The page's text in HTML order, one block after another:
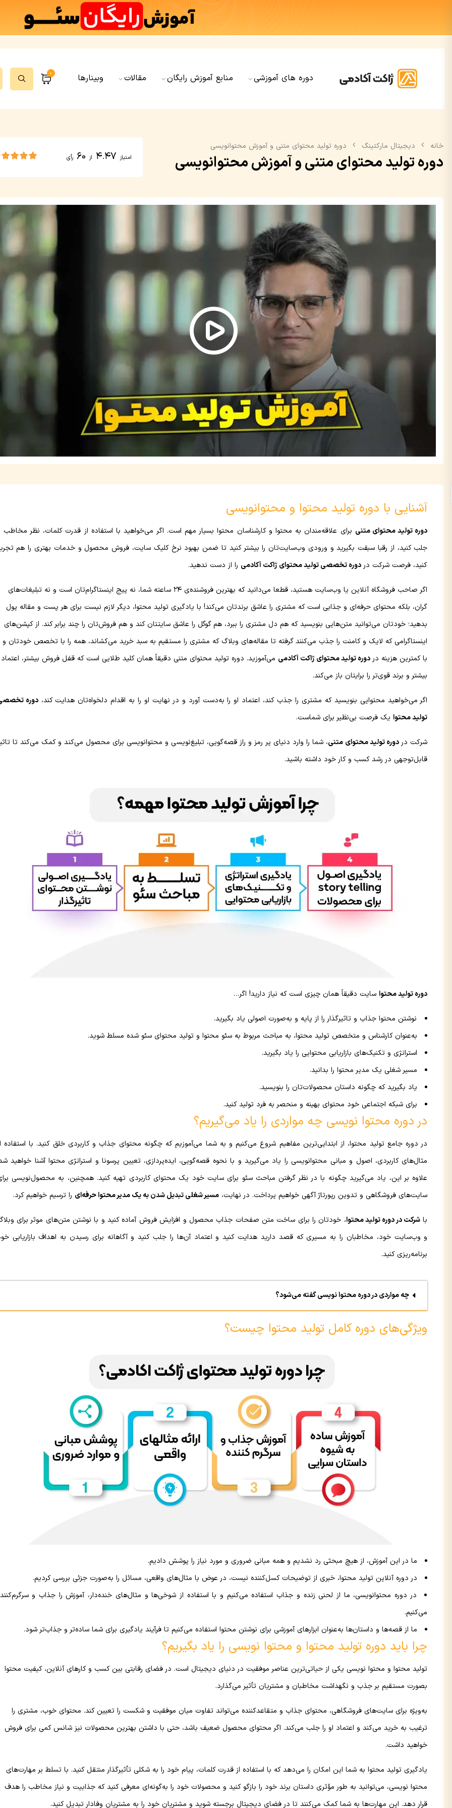
دوره های آموزشی منابع آموزش رایگان مقالات وبینارها 0
خانه دیجیتال مارکتینگ دوره تولید محتوای متنی و آموزش محتوانویسی
دوره تولید محتوای متنی و آموزش محتوانویسی امتیاز 4.47 از 60 رأی
آشنایی با دوره تولید محتوا و محتوانویسی
دوره تولید محتوای متنی برای علاقه‌مندان به محتوا و کارشناسان محتوا بسیار مهم است. اگر می‌خواهید با استفاده از قدرت کلمات، نظر مخاطب
جلب کنید، از رقبا سبقت بگیرید و ورودی وب‌سایت‌تان را بیشتر کنید تا ضمن بهبود نرخ کلیک سایت، فروش محصول و خدمات بهتری را هم
کنید، فرصت شرکت در دوره تخصصی تولید محتوای ژاکت آکادمی را از دست ندهید.
اگر صاحب فروشگاه آنلاین یا وب‌سایت هستید، قطعا می‌دانید که بهترین فروشنده‌ی ۲۴ ساعته شما، نه پیج اینستاگرام‌تان است و نه تبلیغات‌های
گران، بلکه محتوای حرفه‌ای و جذابی است که مشتری را عاشق برندتان می‌کند! با یادگیری تولید محتوا، دیگر لازم نیست برای هر پست و مقاله پول
بدهید؛ خودتان می‌توانید متن‌هایی بنویسید که هم دل مشتری را ببرد، هم گوگل را عاشق سایتتان کند و هم فروش‌تان را چند برابر کند. از کپشن‌های
اینستاگرامی که لایک و کامنت را جذب می‌کنند گرفته تا مقاله‌های وبلاگ که مشتری را مستقیم به سبد خرید می‌کشاند، همه را با تخصص خودتان و
با کمترین هزینه در دوره تولید محتوای ژاکت آکادمی می‌آموزید. دوره تولید محتوای متنی دقیقاً همان کلید طلایی است که قفل فروش بیشتر، اعتماد
بیشتر و برند قوی‌تر را برایتان باز می‌کند.
اگر می‌خواهید محتوایی بنویسید که مشتری را جذب کند، اعتماد او را به‌دست آورد و در نهایت او را به اقدام دلخواه‌تان هدایت کند،دوره
تولید محتوایک فرصت بی‌نظیر برای شماست.
شرکت در دوره تولید محتوای متنی، شما را وارد دنیای پر رمز و راز قصه‌گویی، تبلیغ‌نویسی و محتوا‌نویسی برای محصول می‌کند و کمک می‌کند تا
قابل‌توجهی در رشد کسب‌ و کار خود داشته‌‌ باشید.
دوره تولید محتواسایت دقیقاً همان چیزی است که نیاز دارید! اگر…
نوشتن محتوا جذاب و تاثیرگذار را از پایه و به‌صورت اصولی یاد بگیرید.
به‌عنوان کارشناس و متخصص تولید محتوا، به مباحث مربوط به سئو محتوا و تولید محتوای سئو شده مسلط شوید.
استراتژی و تکنیک‌های بازاریابی محتوایی را یاد بگیرید.
مسیر شغلی یک مدیر محتوا را بدانید.
یاد بگیرید که چگونه داستان محصولات‌تان را بنویسید.
برای شبکه اجتماعی خود محتوای بهینه و منحصر به فرد تولید کنید.
در دوره محتوا نویسی چه مواردی را یاد می‌گیریم؟
در دوره جامع تولید محتوا، از ابتدایی‌ترین مفاهیم شروع می‌کنیم و به شما می‌آموزیم که چگونه محتوای جذاب و کاربردی خلق کنید. با استفاده
مثال‌های کاربردی، اصول و مبانی محتوانویسی را یاد می‌گیرید و با نحوه قصه‌گویی، ایده‌پردازی، تعیین پرسونا و استراتژی محتوا آشنا خواهید
علاوه بر این، یاد می‌گیرید چگونه با در نظر گرفتن مباحث سئو برای سایت خود یک محتوای کاربردی تهیه کنید. همچنین، به محصول‌‌نویسی
سایت‌های فروشگاهی و تدوین رپورتاژ آگهی خواهیم پرداخت. در نهایت، مسیر شغلی تبدیل شدن به یک مدیر محتوا حرفه‌ای را ترسیم خواهیم کرد.
با شرکت در دوره تولید محتوا، خودتان را برای ساخت متن صفحات جذاب محصول و افزایش فروش آماده کنید و با نوشتن متن‌های موثر برای
و وب‌سایت خود، مخاطبان را به مسیری که قصد دارید هدایت کنید و اعتماد آن‌ها را جلب کنید و آگاهانه برای رسیدن به اهداف بازاریابی
برنامه‌ریزی کنید.
چه مواردی در دوره محتوا نویسی گفته می‌شود؟
ویژگی‌های دوره کامل تولید محتوا چیست؟
ما در این آموزش، از هیچ مبحثی رد نشدیم و همه مبانی ضروری و مورد نیاز را پوشش دادیم.
در دوره آنلاین تولید محتوا، خبری از توضیحات کسل‌کننده نیست، در عوض با مثال‌های واقعی، مسائل را به‌صورت جزئی بررسی کردیم.
در دوره محتوانویسی، ما از لحنی زنده و جذاب استفاده می‌کنیم و با استفاده از شوخی‌ها و مثال‌های خنده‌دار، آموزش را جذاب و
می‌کنیم.
ما از قصه‌ها و داستان‌ها به‌عنوان ابزارهای آموزشی برای نوشتن محتوا استفاده می‌کنیم تا فرآیند یادگیری برای شما ساده‌تر و جذاب‌تر شود.
چرا باید دوره تولید محتوا و محتوا نویسی را یاد بگیریم؟
تولید محتوا و محتوا نویسی یکی از حیاتی‌ترین عناصر موفقیت در دنیای دیجیتال است. در فضای رقابتی بین کسب و کارهای آنلاین، کیفیت محتوا
بصورت مستقیم بر جذب و نگهداشت مخاطبان و مشتریان تأثیر می‌گذارد.
به‌ویژه برای سایت‌های فروشگاهی، محتوای جذاب و متقاعدکننده می‌تواند تفاوت میان موفقیت و شکست را تعیین کند. محتوای خوب، مشتری را
ترغیب به خرید می‌کند و اعتماد او را جلب می‌کند. اگر محتوای محصول ضعیف باشد، حتی با داشتن بهترین محصولات نیز شانس کمی برای فروش
خواهید داشت.
یادگیری تولید محتوا به شما این امکان را می‌دهد که با استفاده از قدرت کلمات، پیام خود را به شکلی تأثیرگذار منتقل کنید. با تسلط بر مهارت‌های
محتوا نویسی، می‌توانید به طور مؤثری داستان برند خود را بازگو کنید و محصولات خود را به‌گونه‌ای معرفی کنید که جذابیت و نیاز مخاطب را هدف
قرار دهد. این مهارت‌ها به شما کمک می‌کنند تا در فضای دیجیتال برجسته شوید و مشتریان خود را به مشتریان وفادار تبدیل کنید.